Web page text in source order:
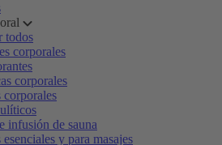
todos
corporales
corporales
corporales
infusión de sauna
y para masajes